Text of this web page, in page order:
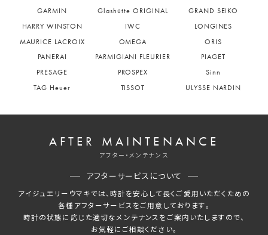
GARMIN
Glashütte ORIGINAL
GRAND SEIKO
HARRY WINSTON
IWC
LONGINES
MAURICE LACROIX
OMEGA
ORIS
PANERAI
PARMIGIANI FLEURIER
PIAGET
PRESAGE
PROSPEX
Sinn
TAG Heuer
TISSOT ULYSSE NARDIN
AFTER MAINTENANCE
アフター・メンテナンス
アフターサービスについて
アイジュエリーウマキでは、時計を安心して長くご愛用いただくための
各種アフターサービスをご用意しております。
時計の状態に応じた適切なメンテナンスをご案内いたしますので、
お気軽にご相談ください。